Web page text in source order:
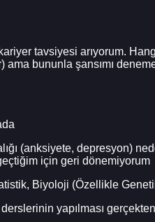
tavsiyesi arıyorum.
bununla şansımı
(anksiyete, depresyon)
için geri dönemiyorum
Biyoloji (Özellikle
yapılması